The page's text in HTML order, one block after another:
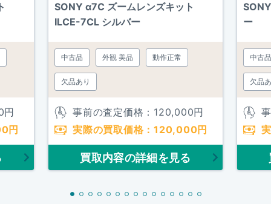
円
円
SONY α7C ズームレンズキット
ILCE-7CL シルバー
中古品 外観 美品 動作正常
欠品あり
事前の査定価格： 120,000円
実際の買取価格： 120,000円
買取内容の詳細を見る
ー
中古品
欠品